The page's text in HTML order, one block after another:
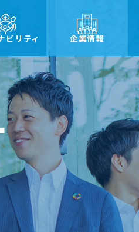
ビリティ 企業情報